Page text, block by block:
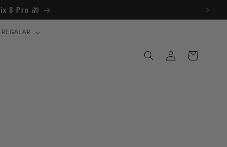
REGALAR
Iniciar
sesión
Carrito